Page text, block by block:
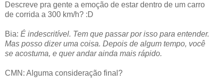
Descreve pra gente a emoção de estar dentro de um carro
de corrida a 300 km/h? :D
Bia: É indescritível. Tem que passar por isso para entender.
Mas posso dizer uma coisa. Depois de algum tempo, você
se acostuma, e quer andar ainda mais rápido.
CMN: Alguma consideração final?